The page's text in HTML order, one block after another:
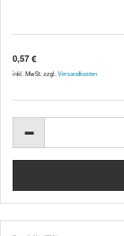
0,57 €
inkl. MwSt. zzgl. Versandkosten